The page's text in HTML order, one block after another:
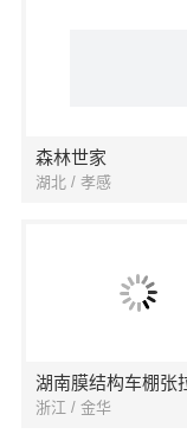
森林世家
湖北 / 孝感
浙江 / 金华